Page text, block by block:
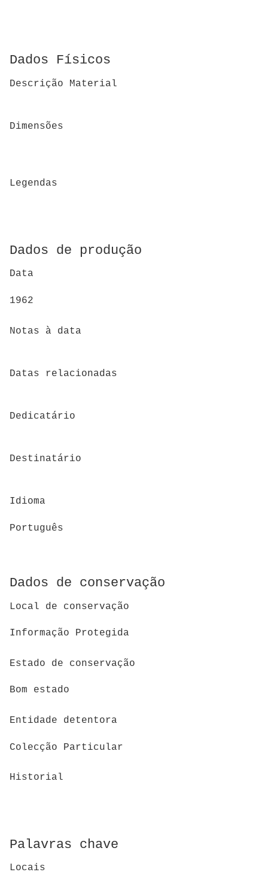
Dados Físicos
Descrição Material
Dimensões
Legendas
Dados de produção
Data
1962
Notas à data
Datas relacionadas
Dedicatário
Destinatário
Idioma
Português
Dados de conservação
Local de conservação
Informação Protegida
Estado de conservação
Bom estado
Entidade detentora
Colecção Particular
Historial
Palavras chave
Locais